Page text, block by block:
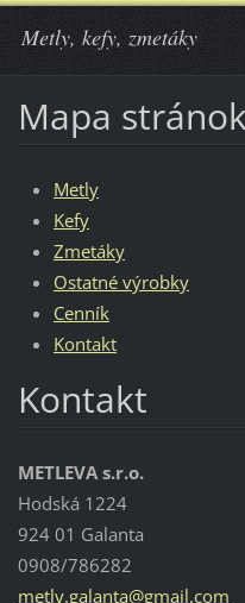
Metly, kefy, zmetáky
Mapa
Metly
Kefy
Zmetáky
Ostatné výrobky
Cenník
Kontakt
Kontakt
METLEVA s.r.o.
Hodská 1224
924 01 Galanta
0908/786282
metly.galanta@gmail.com